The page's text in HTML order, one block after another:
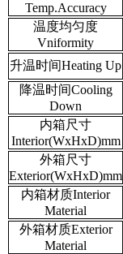
Temp.Accuracy
温度均匀度
Vniformity
升温时间Heating Up
降温时间Cooling
Down
内箱尺寸
Interior(WxHxD)mm
外箱尺寸
Exterior(WxHxD)mm
内箱材质Interior
Material
外箱材质Exterior
Material